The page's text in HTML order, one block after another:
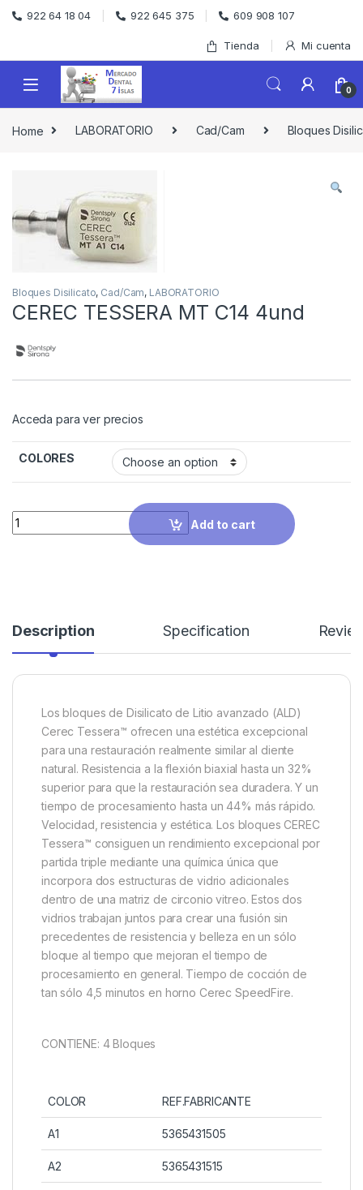
Skip to navigation
Skip to content
922 64 18 04 922 645 375 609 908 107
Tienda Mi cuenta
0
Home LABORATORIO Cad/Cam Bloques
Bloques Disilicato, Cad/Cam, LABORATORIO
CEREC TESSERA MT C14 4und
Acceda para ver precios
COLORES
Quantity
Add to cart
Description Specification
Los bloques de Disilicato de Litio avanzado (ALD)
Cerec Tessera™ ofrecen una estética excepcional
para una restauración realmente similar al diente
natural. Resistencia a la flexión biaxial hasta un 32%
superior para que la restauración sea duradera. Y un
tiempo de procesamiento hasta un 44% más rápido.
Velocidad, resistencia y estética. Los bloques CEREC
Tessera™ consiguen un rendimiento excepcional por
partida triple mediante una química única que
incorpora dos estructuras de vidrio adicionales
dentro de una matriz de circonio vitreo. Estos dos
vidrios trabajan juntos para crear una fusión sin
precedentes de resistencia y belleza en un sólo
bloque al tiempo que mejoran el tiempo de
procesamiento en general. Tiempo de cocción de
tan sólo 4,5 minutos en horno Cerec SpeedFire.
CONTIENE: 4 Bloques
COLOR REF.FABRICANTE
A1 5365431505
A2 5365431515